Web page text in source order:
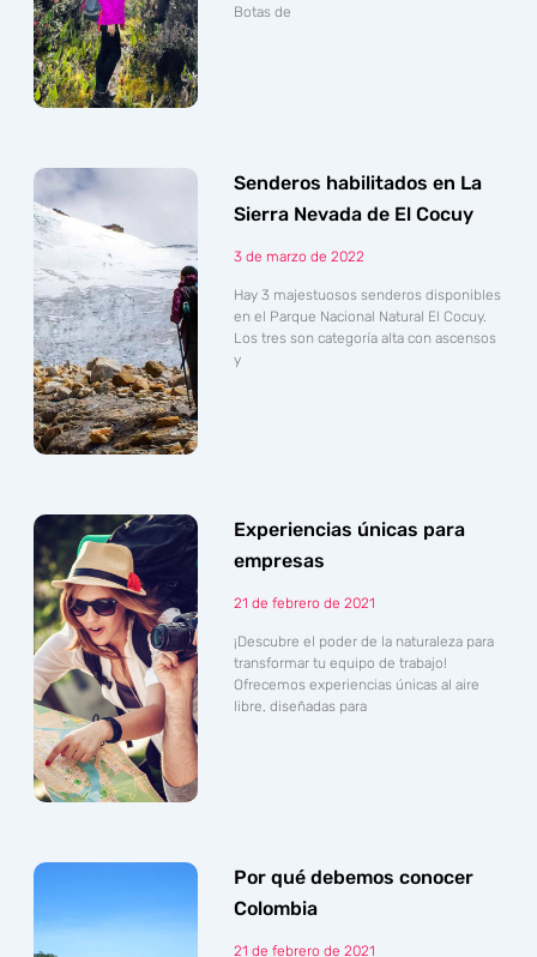
Botas de
Senderos habilitados en La
Sierra Nevada de El Cocuy
3 de marzo de 2022
Hay 3 majestuosos senderos disponibles
en el Parque Nacional Natural El Cocuy.
Los tres son categoría alta con ascensos
y
Experiencias únicas para
empresas
21 de febrero de 2021
¡Descubre el poder de la naturaleza para
transformar tu equipo de trabajo!
Ofrecemos experiencias únicas al aire
libre, diseñadas para
Por qué debemos conocer
Colombia
21 de febrero de 2021